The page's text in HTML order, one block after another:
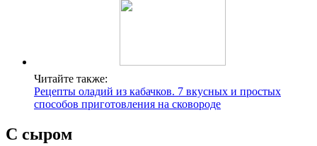
Читайте также:
Рецепты оладий из кабачков. 7 вкусных и простых
способов приготовления на сковороде
С сыром